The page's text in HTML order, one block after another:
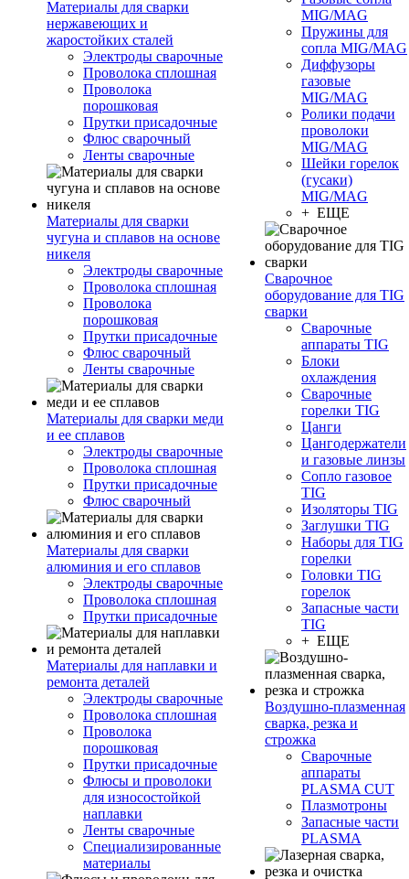
Материалы для сварки
нержавеющих и
жаростойких сталей
Электроды сварочные
Проволока сплошная
Проволока
порошковая
Прутки присадочные
Флюс сварочный
Ленты сварочные
Материалы для сварки
чугуна и сплавов на основе
никеля
Электроды сварочные
Проволока сплошная
Проволока
порошковая
Прутки присадочные
Флюс сварочный
Ленты сварочные
Материалы для сварки меди
и ее сплавов
Электроды сварочные
Проволока сплошная
Прутки присадочные
Флюс сварочный
Материалы для сварки
алюминия и его сплавов
Электроды сварочные
Проволока сплошная
Прутки присадочные
Материалы для наплавки и
ремонта деталей
Электроды сварочные
Проволока сплошная
Проволока
порошковая
Прутки присадочные
Флюсы и проволоки
для износостойкой
наплавки
Ленты сварочные
Специализированные
материалы
MIG/MAG
Пружины для
сопла MIG/MAG
Диффузоры
газовые
MIG/MAG
Ролики подачи
проволоки
MIG/MAG
Шейки горелок
(гусаки)
MIG/MAG
+ ЕЩЕ
Сварочное
оборудование для TIG
сварки
Сварочные
аппараты TIG
Блоки
охлаждения
Сварочные
горелки TIG
Цанги
Цангодержатели
и газовые линзы
Сопло газовое
TIG
Изоляторы TIG
Заглушки TIG
Наборы для TIG
горелки
Головки TIG
горелок
Запасные части
TIG
+ ЕЩЕ
Воздушно-плазменная
сварка, резка и
строжка
Сварочные
аппараты
PLASMA CUT
Плазмотроны
Запасные части
PLASMA